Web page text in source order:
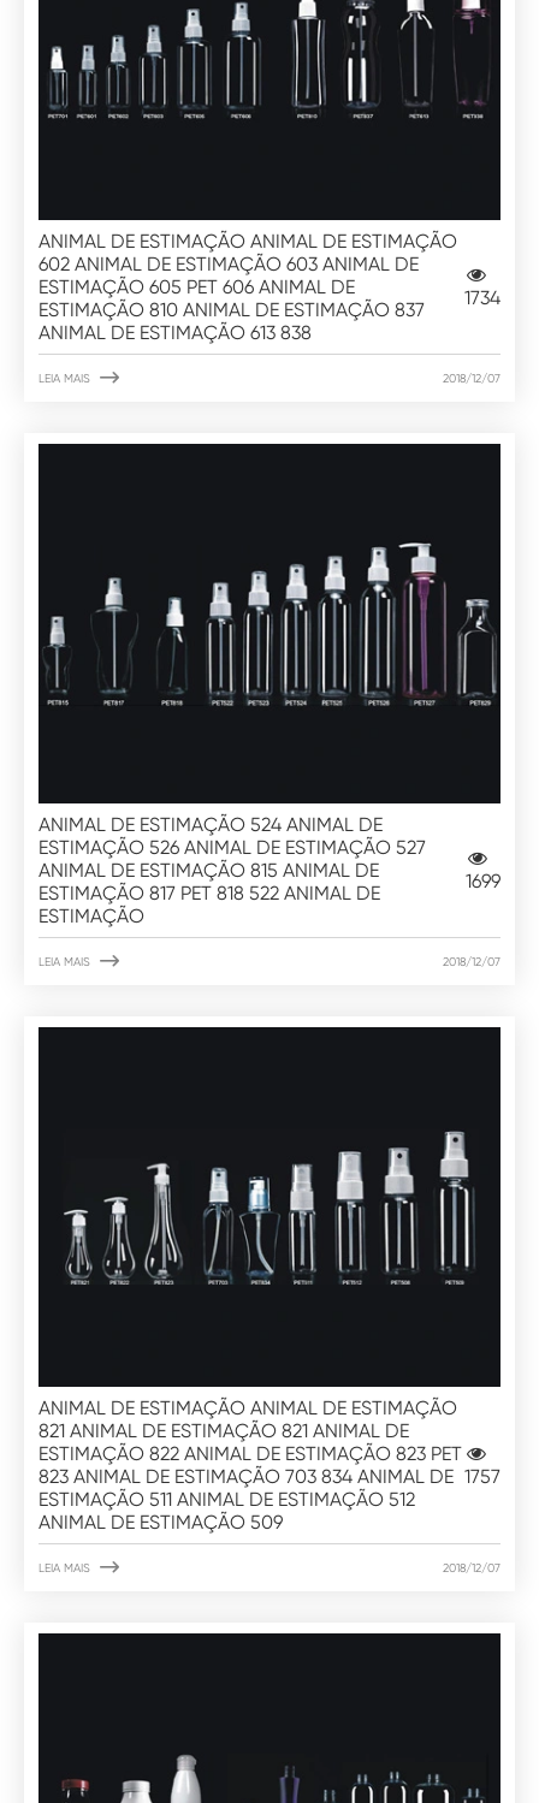
ANIMAL DE ESTIMAÇÃO ANIMAL DE ESTIMAÇÃO
602 ANIMAL DE ESTIMAÇÃO 603 ANIMAL DE
ESTIMAÇÃO 605 PET 606 ANIMAL DE
ESTIMAÇÃO 810 ANIMAL DE ESTIMAÇÃO 837
ANIMAL DE ESTIMAÇÃO 613 838
1734
LEIA MAIS  2018/12/07
ANIMAL DE ESTIMAÇÃO 524 ANIMAL DE
ESTIMAÇÃO 526 ANIMAL DE ESTIMAÇÃO 527
ANIMAL DE ESTIMAÇÃO 815 ANIMAL DE
ESTIMAÇÃO 817 PET 818 522 ANIMAL DE
ESTIMAÇÃO
1699
LEIA MAIS  2018/12/07
ANIMAL DE ESTIMAÇÃO ANIMAL DE ESTIMAÇÃO
821 ANIMAL DE ESTIMAÇÃO 821 ANIMAL DE
ESTIMAÇÃO 822 ANIMAL DE ESTIMAÇÃO 823 PET
823 ANIMAL DE ESTIMAÇÃO 703 834 ANIMAL DE
ESTIMAÇÃO 511 ANIMAL DE ESTIMAÇÃO 512
ANIMAL DE ESTIMAÇÃO 509
1757
LEIA MAIS  2018/12/07